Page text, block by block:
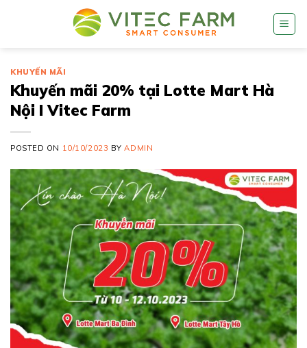
KHUYẾN MÃI
Khuyến mãi 20% tại Lotte Mart Hà
Nội I Vitec Farm
POSTED ON 10/10/2023 BYADMIN